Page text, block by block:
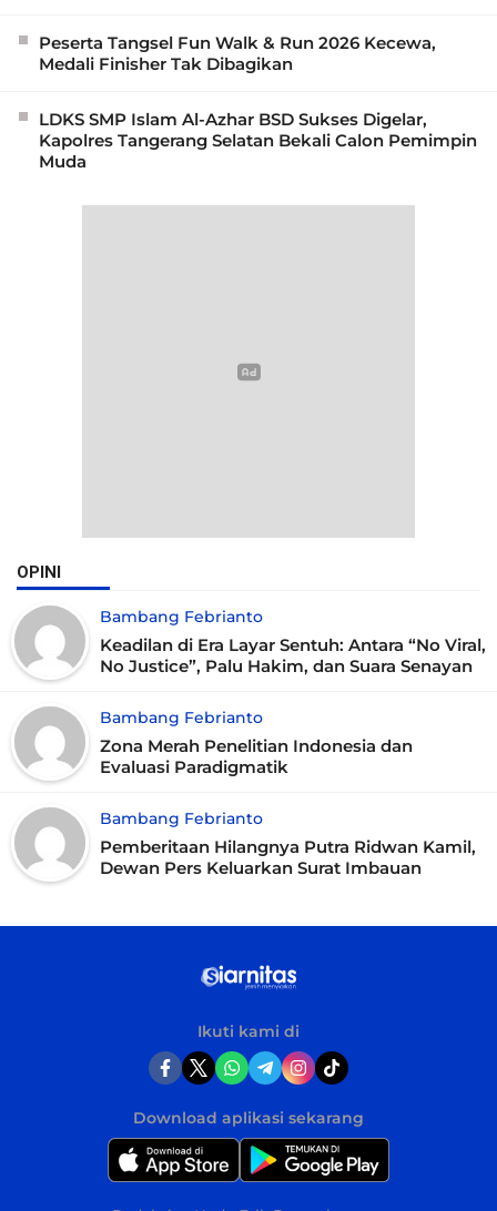
Peserta Tangsel Fun Walk & Run 2026 Kecewa,
Medali Finisher Tak Dibagikan
LDKS SMP Islam Al-Azhar BSD Sukses Digelar,
Kapolres Tangerang Selatan Bekali Calon Pemimpin
Muda
OPINI
Bambang Febrianto
Keadilan di Era Layar Sentuh: Antara “No Viral,
No Justice”, Palu Hakim, dan Suara Senayan
Bambang Febrianto
Zona Merah Penelitian Indonesia dan
Evaluasi Paradigmatik
Bambang Febrianto
Pemberitaan Hilangnya Putra Ridwan Kamil,
Dewan Pers Keluarkan Surat Imbauan
Ikuti kami di
Download aplikasi sekarang